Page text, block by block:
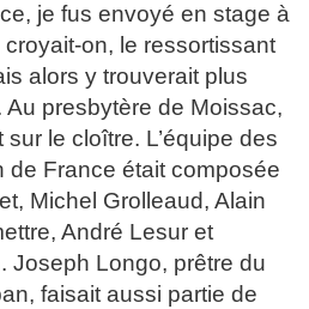
je fus envoyé en stage à
on, le ressortissant
alors y trouverait plus
presbytère de Moissac,
le cloître. L’équipe des
de France était composée
Michel Grolleaud, Alain
André Lesur et
Joseph Longo, prêtre du
faisait aussi partie de